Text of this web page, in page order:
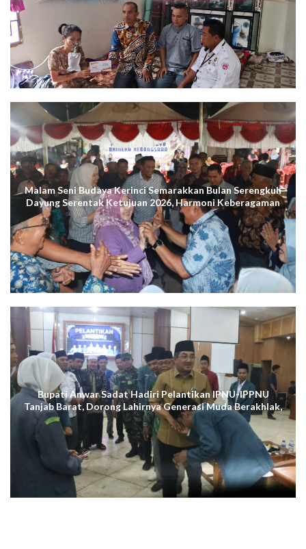
Malam Seni Budaya Kerinci Semarakkan Bulan Serengkuh
Dayung Serentak Ketujuan 2026, Harmoni Keberagaman
Terus Menggema di Kuala Tungkal
Bupati Anwar Sadat Hadiri Pelantikan IPNU-IPPNU
Tanjab Barat, Dorong Lahirnya Generasi Muda Berakhlak,
Cerdas Digital, dan Berdaya Saing